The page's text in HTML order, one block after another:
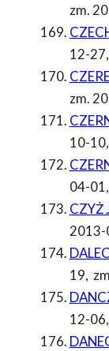
zm.
12-27,
zm.
10-10,
04-01,
CZYŻ
19,
12-06,